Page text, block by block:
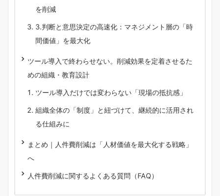
を削減
3.判断と意思決定の高速化：マネジメント層の「時
間価値」を最大化
ツール導入で終わらせない。削減効果を定着させるた
めの組織・教育設計
ツール導入だけでは変わらない「現場の抵抗感」
組織全体の「制度」と紐づけて、継続的に活用され
る仕組みに
まとめ｜人件費削減は「人材価値を最大化する戦略」
へ
人件費削減に関するよくある質問（FAQ）